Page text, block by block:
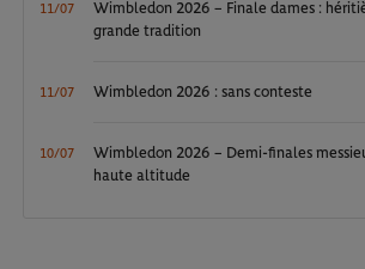
11/07
Wimbledon 2026 – Finale dames :
grande tradition
11/07 Wimbledon 2026 : sans conteste
10/07
Wimbledon 2026 – Demi-finales
haute altitude